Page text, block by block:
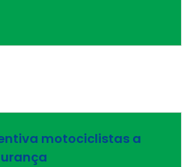
motociclistas a